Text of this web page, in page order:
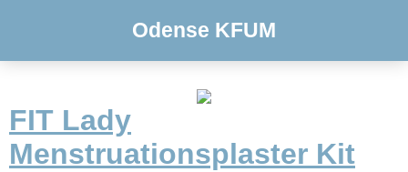
Odense KFUM
FIT Lady
Menstruationsplaster Kit